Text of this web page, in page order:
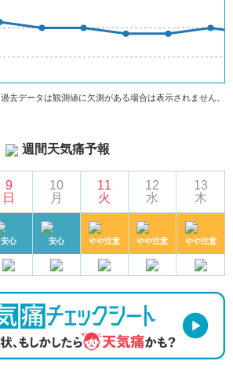
過去データは観測値に欠測がある場合は表示されません。
週間天気痛予報
9
日
安心
10
月
安心
11
火
やや注意
12
水
やや注意
13
木
やや注意